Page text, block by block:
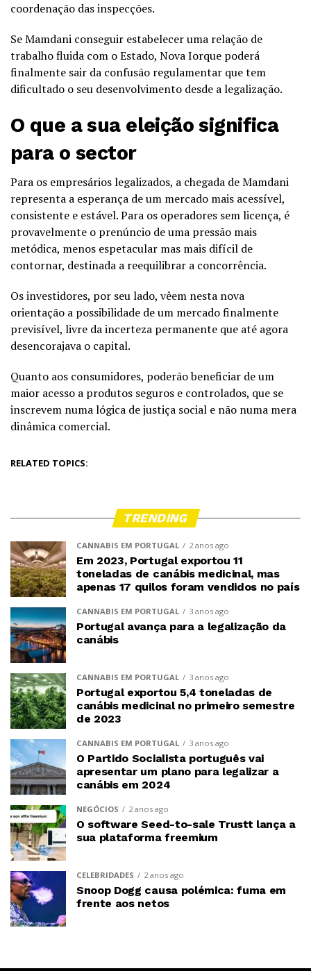
coordenação das inspecções.
Se Mamdani conseguir estabelecer uma relação de
trabalho fluida com o Estado, Nova Iorque poderá
finalmente sair da confusão regulamentar que tem
dificultado o seu desenvolvimento desde a legalização.
O que a sua eleição significa
para o sector
Para os empresários legalizados, a chegada de Mamdani
representa a esperança de um mercado mais acessível,
consistente e estável. Para os operadores sem licença, é
provavelmente o prenúncio de uma pressão mais
metódica, menos espetacular mas mais difícil de
contornar, destinada a reequilibrar a concorrência.
Os investidores, por seu lado, vêem nesta nova
orientação a possibilidade de um mercado finalmente
previsível, livre da incerteza permanente que até agora
desencorajava o capital.
Quanto aos consumidores, poderão beneficiar de um
maior acesso a produtos seguros e controlados, que se
inscrevem numa lógica de justiça social e não numa mera
dinâmica comercial.
RELATED TOPICS:
TRENDING
CANNABIS EM PORTUGAL 2 anos ago
Em 2023, Portugal exportou 11
toneladas de canábis medicinal, mas
apenas 17 quilos foram vendidos no país
CANNABIS EM PORTUGAL 3 anos ago
Portugal avança para a legalização da
canábis
CANNABIS EM PORTUGAL 3 anos ago
Portugal exportou 5,4 toneladas de
canábis medicinal no primeiro semestre
de 2023
CANNABIS EM PORTUGAL 3 anos ago
O Partido Socialista português vai
apresentar um plano para legalizar a
canábis em 2024
NEGÓCIOS 2 anos ago
O software Seed-to-sale Trustt lança a
sua plataforma freemium
CELEBRIDADES 2 anos ago
Snoop Dogg causa polémica: fuma em
frente aos netos